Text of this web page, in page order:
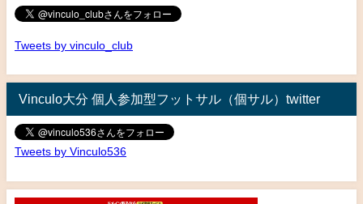
Tweets by vinculo_club
Vinculo大分 個人参加型フットサル（個サル）twitter
Tweets by Vinculo536